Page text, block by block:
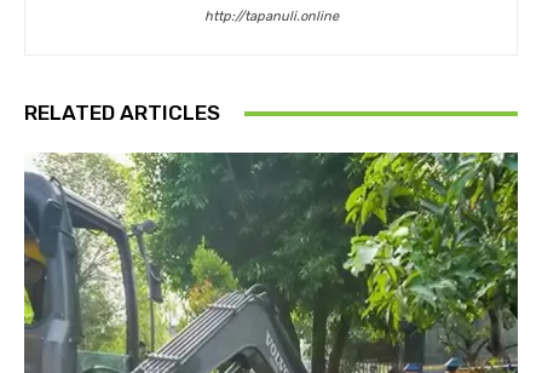
http://tapanuli.online
RELATED ARTICLES